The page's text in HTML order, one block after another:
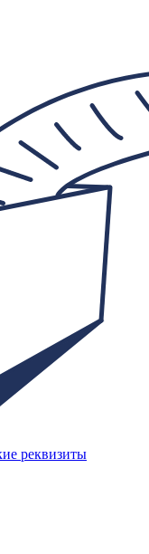
реквизиты